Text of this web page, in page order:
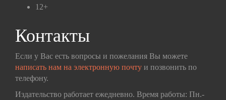
12+
Контакты
Если у Вас есть вопросы и пожелания Вы можете
написать нам на электронную почту и позвонить по
телефону.
Издательство работает ежедневно. Время работы: Пн.-